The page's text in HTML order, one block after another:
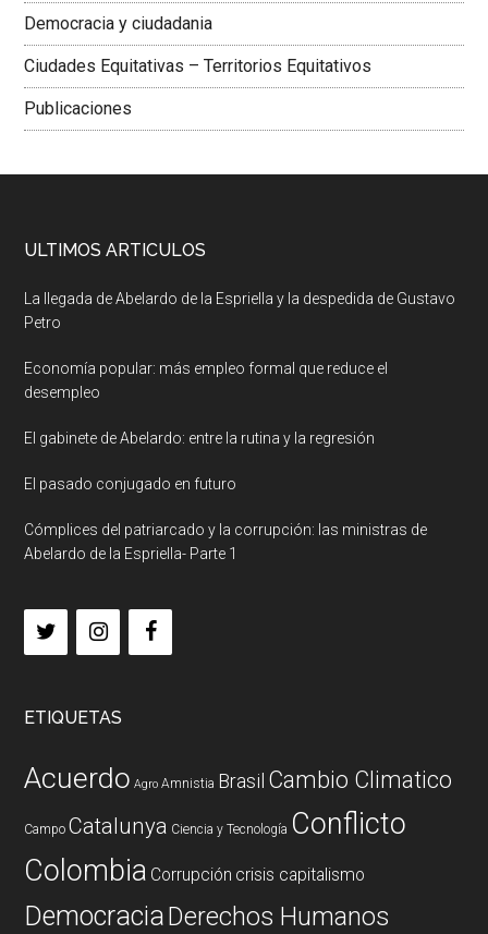
Democracia y ciudadania
Ciudades Equitativas – Territorios Equitativos
Publicaciones
ULTIMOS ARTICULOS
La llegada de Abelardo de la Espriella y la despedida de Gustavo
Petro
Economía popular: más empleo formal que reduce el
desempleo
El gabinete de Abelardo: entre la rutina y la regresión
El pasado conjugado en futuro
Cómplices del patriarcado y la corrupción: las ministras de
Abelardo de la Espriella- Parte 1
ETIQUETAS
Acuerdo Agro Amnistia Brasil Cambio Climatico
Campo Catalunya Ciencia y Tecnología Conflicto
Colombia Corrupción crisis capitalismo
DemocraciaDerechos Humanos